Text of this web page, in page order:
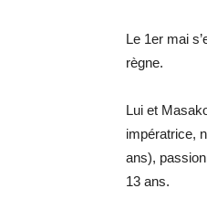
Le 1er mai
règne.
Lui et
impératrice,
ans),
13 ans.